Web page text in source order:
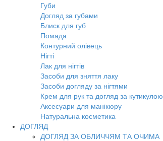
Губи
Догляд за губами
Блиск для губ
Помада
Контурний олівець
Нігті
Лак для нігтів
Засоби для зняття лаку
Засоби догляду за нігтями
Крем для рук та догляд за кутикулою
Аксесуари для манікюру
Натуральна косметика
ДОГЛЯД
ДОГЛЯД ЗА ОБЛИЧЧЯМ ТА ОЧИМА